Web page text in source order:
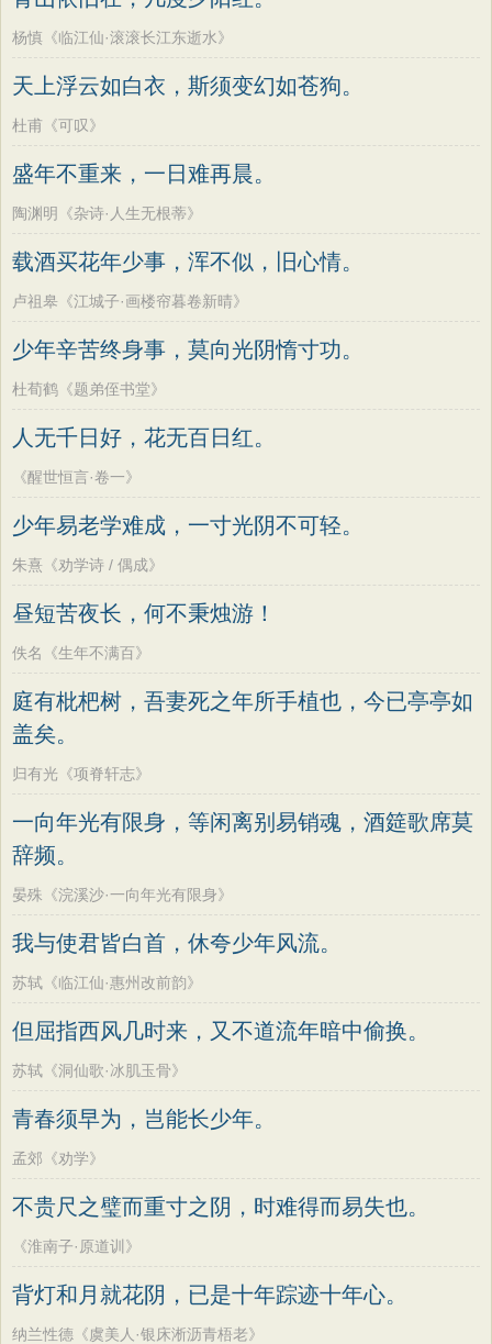
杨慎《临江仙·滚滚长江东逝水》
天上浮云如白衣，斯须变幻如苍狗。
杜甫《可叹》
盛年不重来，一日难再晨。
陶渊明《杂诗·人生无根蒂》
载酒买花年少事，浑不似，旧心情。
卢祖皋《江城子·画楼帘暮卷新晴》
少年辛苦终身事，莫向光阴惰寸功。
杜荀鹤《题弟侄书堂》
人无千日好，花无百日红。
《醒世恒言·卷一》
少年易老学难成，一寸光阴不可轻。
朱熹《劝学诗 / 偶成》
昼短苦夜长，何不秉烛游！
佚名《生年不满百》
庭有枇杷树，吾妻死之年所手植也，今已亭亭如
盖矣。
归有光《项脊轩志》
一向年光有限身，等闲离别易销魂，酒筵歌席莫
辞频。
晏殊《浣溪沙·一向年光有限身》
我与使君皆白首，休夸少年风流。
苏轼《临江仙·惠州改前韵》
但屈指西风几时来，又不道流年暗中偷换。
苏轼《洞仙歌·冰肌玉骨》
青春须早为，岂能长少年。
孟郊《劝学》
不贵尺之璧而重寸之阴，时难得而易失也。
《淮南子·原道训》
背灯和月就花阴，已是十年踪迹十年心。
纳兰性德《虞美人·银床淅沥青梧老》